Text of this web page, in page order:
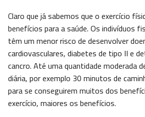
Claro que já sabemos que o exercício
benefícios para a saúde. Os indivíduos
têm um menor risco de desenvolver
cardiovasculares, diabetes de tipo II e
cancro. Até uma quantidade moderada
diária, por exemplo 30 minutos de
para se conseguirem muitos dos
exercício, maiores os benefícios.